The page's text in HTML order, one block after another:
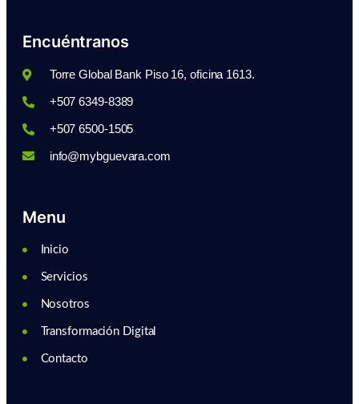
Encuéntranos
Torre Global Bank Piso 16, oficina 1613.
+507 6349-8389
+507 6500-1505
info@mybguevara.com
Menu
Inicio
Servicios
Nosotros
Transformación Digital
Contacto